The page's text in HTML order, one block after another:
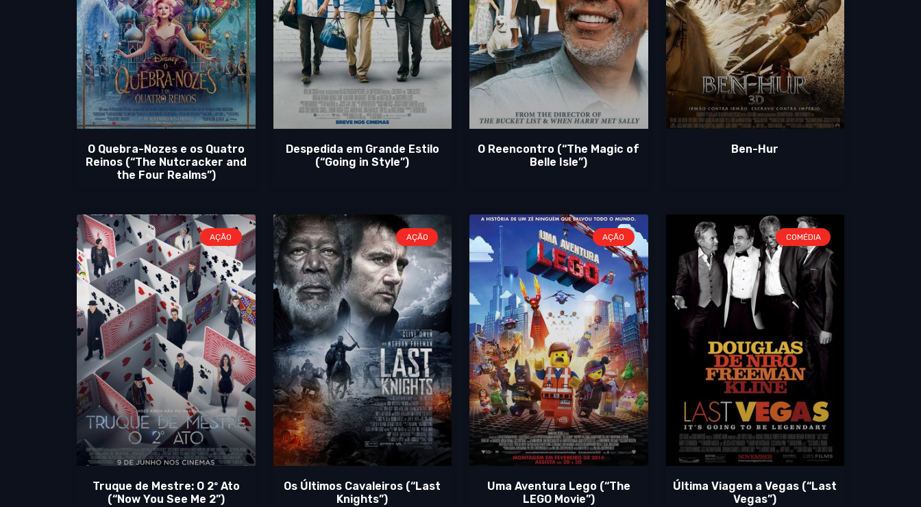
O Quebra-Nozes e os Quatro
Reinos (“The Nutcracker and
the Four Realms”)
Despedida em Grande Estilo
(“Going in Style”)
O Reencontro (“The Magic of
Belle Isle”)
Ben-Hur
AÇÃO
Truque de Mestre: O 2º Ato
(“Now You See Me 2”)
AÇÃO
Os Últimos Cavaleiros (“Last
Knights”)
AÇÃO
Uma Aventura Lego (“The
LEGO Movie”)
COMÉDIA
Última Viagem a Vegas (“Last
Vegas”)